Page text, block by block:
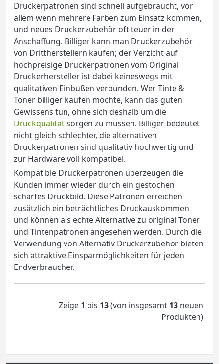
Druckerpatronen sind schnell aufgebraucht, vor
allem wenn mehrere Farben zum Einsatz kommen,
und neues Druckerzubehör oft teuer in der
Anschaffung. Billiger kann man Druckerzubehör
von Drittherstellern kaufen; der Verzicht auf
hochpreisige Druckerpatronen vom Original
Druckerhersteller ist dabei keineswegs mit
qualitativen Einbußen verbunden. Wer Tinte &
Toner billiger kaufen möchte, kann das guten
Gewissens tun, ohne sich deshalb um die
Druckqualitätsorgen zu müssen. Billiger bedeutet
nicht gleich schlechter, die alternativen
Druckerpatronen sind qualitativ hochwertig und
zur Hardware voll kompatibel.
Kompatible Druckerpatronen überzeugen die
Kunden immer wieder durch ein gestochen
scharfes Druckbild. Diese Patronen erreichen
zusätzlich ein beträchtliches Druckauskommen
und können als echte Alternative zu original Toner
und Tintenpatronen angesehen werden. Durch die
Verwendung von Alternativ Druckerzubehör bieten
sich attraktive Einsparmöglichkeiten für jeden
Endverbraucher.
Zeige 1 bis 13(von insgesamt 13 neuen
Produkten)